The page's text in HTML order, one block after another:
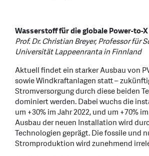
Wasserstoff für die globale Power-to-
Prof. Dr. Christian Breyer, Professor für
Universität Lappeenranta in Finnland
Aktuell findet ein starker Ausbau von
sowie Windkraftanlagen statt –
Stromversorgung durch diese beiden
dominiert werden. Dabei wuchs die
um +30% im Jahr 2022, und um +70%
Ausbau der neuen Installation wird
Technologien geprägt. Die fossile und
Stromproduktion wird zunehmend